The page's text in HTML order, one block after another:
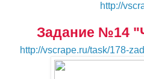
http://
Задание №14
http://vscrape.ru/task/178-